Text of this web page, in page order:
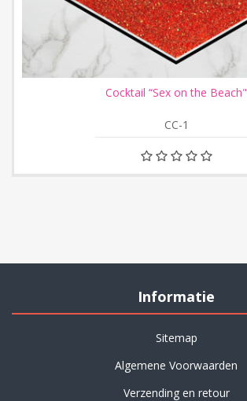
Cocktail “Sex on the Beach"
CC-1
Informatie
Sitemap
Algemene Voorwaarden
Verzending en retour